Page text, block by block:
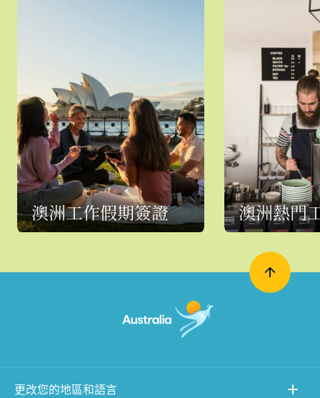
澳洲工作假期簽證 澳洲熱門
更改您的地區和語言